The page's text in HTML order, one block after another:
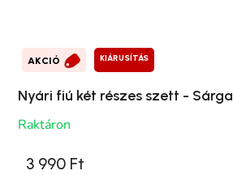
AKCIÓ KIÁRUSÍTÁS
Nyári fiú két részes szett - Sárga
Raktáron
3 990 Ft